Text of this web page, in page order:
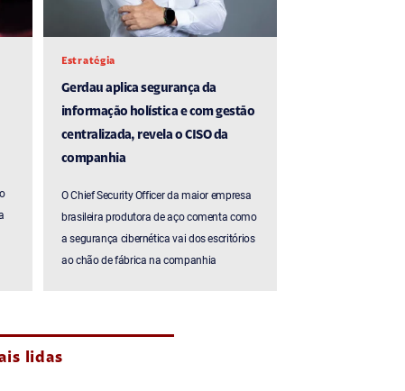
Estratégia
Gerdau aplica segurança da
informação holística e com gestão
centralizada, revela o CISO da
companhia
O Chief Security Officer da maior empresa
brasileira produtora de aço comenta como
a segurança cibernética vai dos escritórios
ao chão de fábrica na companhia
lidas